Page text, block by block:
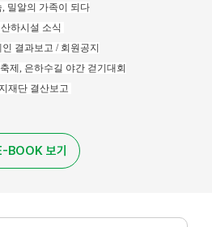
밀알의 가족이 되다
산하시설 소식
결과보고 / 회원공지
제, 은하수길 야간 걷기대회
재단 결산보고
BOOK 보기